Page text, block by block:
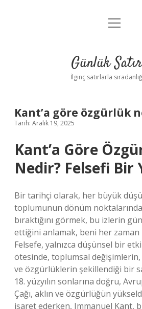
Anasayfa
Yasal Uyarı
menüyü
Günlük
İlginç satırlarla
Kant’a göre özgürlük
Tarih: Aralık 19, 2025
Kant’a Göre
Nedir? Felsefi Bir
Bir tarihçi olarak, her büyük
toplumunun dönüm
bıraktığını görmek, bu izlerin
ettiğini anlamak, beni her
Felsefe, yalnızca düşünsel bir
ötesinde, toplumsal
ve özgürlüklerin şekillendiği bir
18. yüzyılın sonlarına doğru,
Çağı, aklın ve özgürlüğün
işaret ederken, Immanuel Kant,